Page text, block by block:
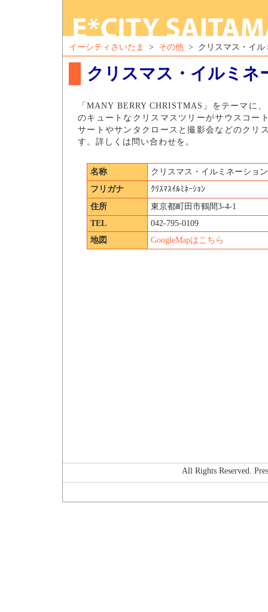
イーシティさいたま > その他 > クリスマス・イル
クリスマス・イルミネ
「MANY BERRY CHRISTMAS」をテーマに
のキュートなクリスマスツリーがサウスコー
サートやサンタクロースと撮影会などのクリ
す。詳しくは問い合わせを。
名称
クリスマス・イルミネーション
フリガナ
ｸﾘｽﾏｽｲﾙﾐﾈｰｼｮﾝ
住所
東京都町田市鶴間3-4-1
TEL
042-795-0109
地図
GoogleMapはこちら
All Rights Reserved.